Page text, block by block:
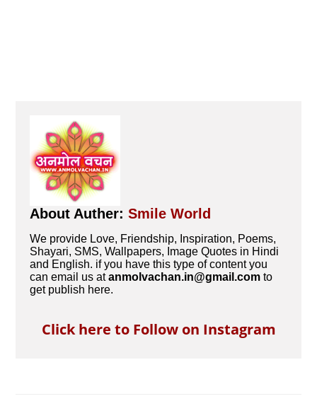
About Auther:Smile World
We provide Love, Friendship, Inspiration, Poems,
Shayari, SMS, Wallpapers, Image Quotes in Hindi
and English. if you have this type of content you
can email us atanmolvachan.in@gmail.com to
get publish here.
Click here to Follow on Instagram